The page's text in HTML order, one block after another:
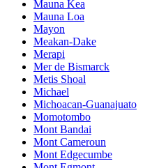
Mauna Kea
Mauna Loa
Mayon
Meakan-Dake
Merapi
Mer de Bismarck
Metis Shoal
Michael
Michoacan-Guanajuato
Momotombo
Mont Bandai
Mont Cameroun
Mont Edgecumbe